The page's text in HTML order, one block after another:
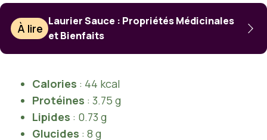
À lire
Laurier Sauce : Propriétés Médicinales
et Bienfaits
Calories : 44 kcal
Protéines : 3.75 g
Lipides : 0.73 g
Glucides : 8 g